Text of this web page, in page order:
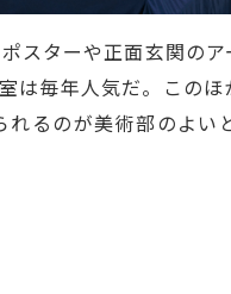
ターや正面玄関のア
毎年人気だ。この
るのが美術部のよい